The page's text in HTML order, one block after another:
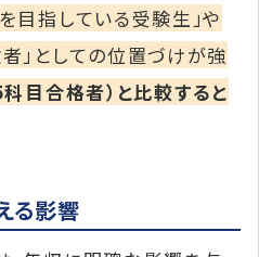
目指している受験生」や
」としての位置づけが強
目合格者）と比較すると
る影響